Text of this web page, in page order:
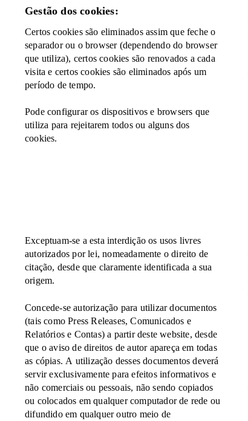
Gestão dos cookies:
Certos cookies são eliminados assim que feche o
separador ou o browser (dependendo do browser
que utiliza), certos cookies são renovados a cada
visita e certos cookies são eliminados após um
período de tempo.
Pode configurar os dispositivos e browsers que
utiliza para rejeitarem todos ou alguns dos
cookies.
Exceptuam-se a esta interdição os usos livres
autorizados por lei, nomeadamente o direito de
citação, desde que claramente identificada a sua
origem.
Concede-se autorização para utilizar documentos
(tais como Press Releases, Comunicados e
Relatórios e Contas) a partir deste website, desde
que o aviso de direitos de autor apareça em todas
as cópias. A utilização desses documentos deverá
servir exclusivamente para efeitos informativos e
não comerciais ou pessoais, não sendo copiados
ou colocados em qualquer computador de rede ou
difundido em qualquer outro meio de